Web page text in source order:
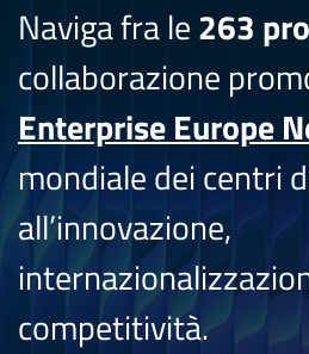
Naviga fra le263
collaborazione
Enterprise Europe
mondiale dei centri
all’innovazione,
competitività.